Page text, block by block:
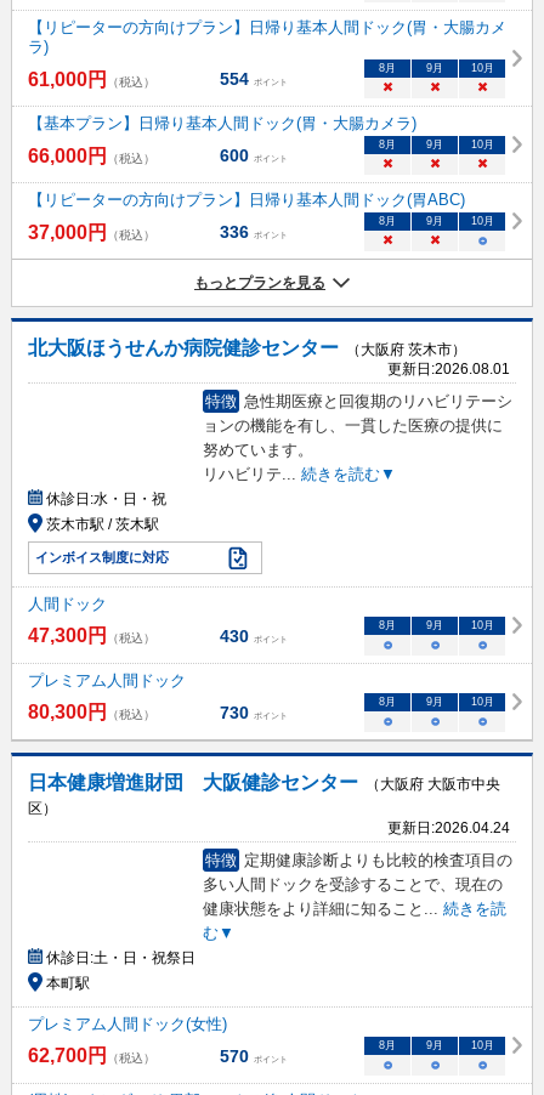
【リピーターの方向けプラン】日帰り基本人間ドック(胃・大腸カメ
ラ)
61,000円 （税込） 554 ポイント
8月 9月 10月
× × ×
【基本プラン】日帰り基本人間ドック(胃・大腸カメラ)
66,000円 （税込） 600 ポイント
8月 9月 10月
× × ×
【リピーターの方向けプラン】日帰り基本人間ドック(胃ABC)
37,000円 （税込） 336 ポイント
8月 9月 10月
× × ○
もっとプランを見る
北大阪ほうせんか病院健診センター
（大阪府 茨木市）
更新日:2026.08.01
特徴 急性期医療と回復期のリハビリテーシ
ョンの機能を有し、一貫した医療の提供に
努めています。
リハビリテ
続きを読む▼
休診日:水・日・祝
茨木市駅 / 茨木駅
インボイス制度に対応
人間ドック
47,300円 （税込） 430 ポイント
8 月 9 月 10月
○ ○ ○
プレミアム人間ドック
80,300円 （税込） 730 ポイント
8 月 9 月 10月
○ ○ ○
日本健康増進財団 大阪健診センター
（大阪府 大阪市中央
区）
更新日:2026.04.24
特徴 定期健康診断よりも比較的検査項目の
多い人間ドックを受診することで、現在の
健康状態をより詳細に知ること
続きを読
む▼
休診日:土・日・祝祭日
本町駅
プレミアム人間ドック(女性)
62,700円 （税込） 570 ポイント
8 月 9 月 10月
○ ○ ○